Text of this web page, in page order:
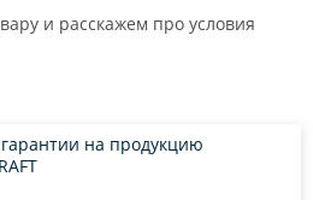
и расскажем про условия
на продукцию